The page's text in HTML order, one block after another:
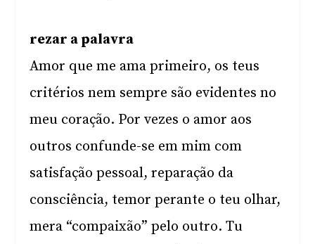
rezar a palavra
Amor que me ama primeiro, os teus
critérios nem sempre são evidentes no
meu coração. Por vezes o amor aos
outros confunde-se em mim com
satisfação pessoal, reparação da
consciência, temor perante o teu olhar,
mera “compaixão” pelo outro. Tu